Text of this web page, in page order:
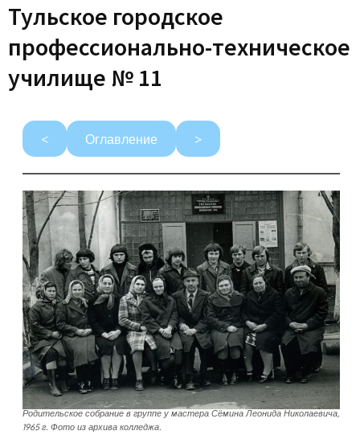
Тульское городское
профессионально-техническое
училище № 11
< Оглавление >
Родительское собрание в группе у мастера Сёмина Леонида Николаевича,
1965 г. Фото из архива колледжа.